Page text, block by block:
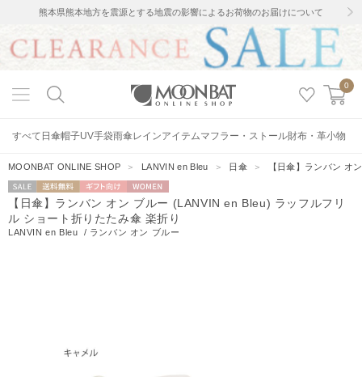
熊本県熊本地方を震源とする地震の影響によるお荷物のお届けについて
0
すべて 日傘帽子UV手袋雨傘レインアイテムマフラー・ストール財布・革小物
MOONBAT ONLINE SHOP ＞ LANVIN en Bleu ＞ 日傘 ＞ 【日傘】ランバン オ
セー
ル
送料無料 ギフト向
け
WOMEN
【日傘】ランバン オン ブルー (LANVIN en Bleu) ラッフルフリ
ル ショート折りたたみ傘 楽折り
LANVIN en Bleu / ランバン オン ブルー